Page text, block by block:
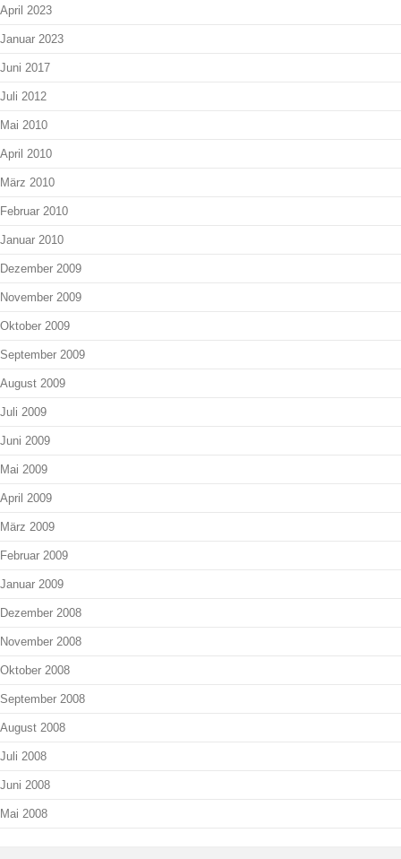
April 2023
Januar 2023
Juni 2017
Juli 2012
Mai 2010
April 2010
März 2010
Februar 2010
Januar 2010
Dezember 2009
November 2009
Oktober 2009
September 2009
August 2009
Juli 2009
Juni 2009
Mai 2009
April 2009
März 2009
Februar 2009
Januar 2009
Dezember 2008
November 2008
Oktober 2008
September 2008
August 2008
Juli 2008
Juni 2008
Mai 2008